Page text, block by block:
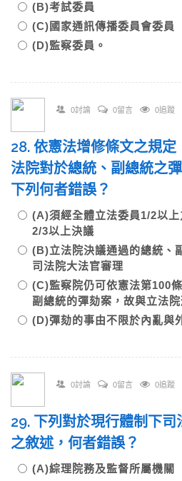
(B)考試委員
(C)國家通訊傳播委員會委員
(D)監察委員。
0討論 0留言 0追蹤
28. 依憲法增修條文之規定
法院對於總統、副總統之
下列何者錯誤？
(A)須經全體立法委員1/2以
2/3以上決議
(B)立法院決議通過的總統、
司法院大法官審理
(C)監察院仍可依憲法第100
副總統的彈劾案，故與立法院
(D)彈劾的事由不限於內亂與
0討論 0留言 0追蹤
29. 下列對於現行體制下司
之敘述，何者錯誤？
(A)綜理院務及監督所屬機關